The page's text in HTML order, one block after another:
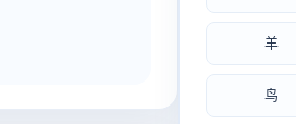
羊
鸟